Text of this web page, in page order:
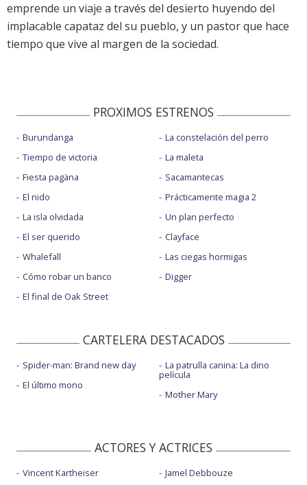
emprende un viaje a través del desierto huyendo del
implacable capataz del su pueblo, y un pastor que hace
tiempo que vive al margen de la sociedad.
PROXIMOS ESTRENOS
Burundanga
Tiempo de victoria
Fiesta pagäna
El nido
La isla olvidada
El ser querido
Whalefall
Cómo robar un banco
El final de Oak Street
La constelación del perro
La maleta
Sacamantecas
Prácticamente magia 2
Un plan perfecto
Clayface
Las ciegas hormigas
Digger
CARTELERA DESTACADOS
Spider-man: Brand new day
El último mono
La patrulla canina: La dino
película
Mother Mary
ACTORES Y ACTRICES
Vincent Kartheiser
Jamel Debbouze